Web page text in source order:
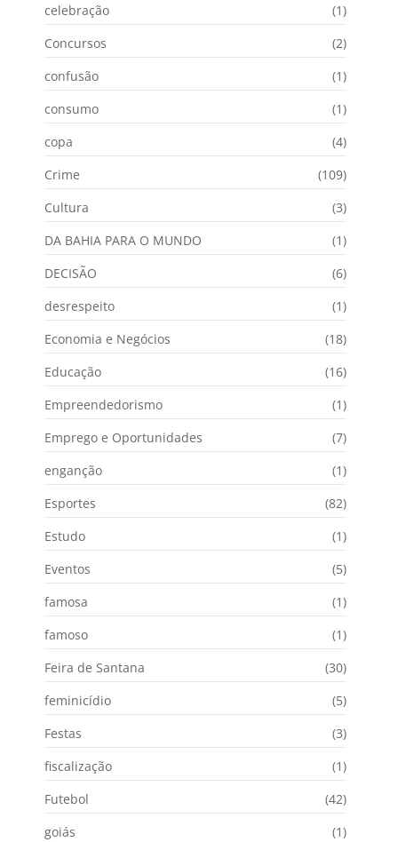
celebração
(1)
Concursos
(2)
confusão
(1)
consumo
(1)
copa
(4)
Crime
(109)
Cultura
(3)
DA BAHIA PARA O MUNDO
(1)
DECISÃO
(6)
desrespeito
(1)
Economia e Negócios
(18)
Educação
(16)
Empreendedorismo
(1)
Emprego e Oportunidades
(7)
enganção
(1)
Esportes
(82)
Estudo
(1)
Eventos
(5)
famosa
(1)
famoso
(1)
Feira de Santana
(30)
feminicídio
(5)
Festas
(3)
fiscalização
(1)
Futebol
(42)
goiás
(1)